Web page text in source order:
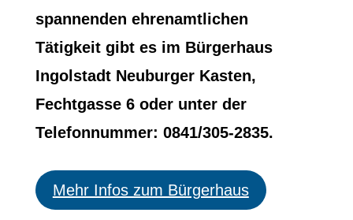
spannenden ehrenamtlichen
Tätigkeit gibt es im Bürgerhaus
Ingolstadt Neuburger Kasten,
Fechtgasse 6 oder unter der
Telefonnummer: 0841/305-2835.
Mehr Infos zum Bürgerhaus